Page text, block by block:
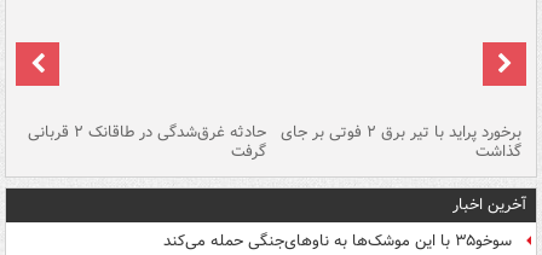
برخورد پراید با تیر برق ۲ فوتی بر جای
گذاشت
حادثه غرق‌شدگی در طاقانک ۲ قربانی
گرفت
آخرین اخبار
سوخو۳۵ با این موشک‌ها به ناوهای‌جنگی حمله می‌کند